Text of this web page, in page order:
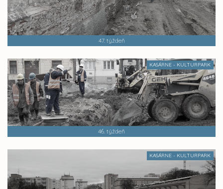
47. týždeň
KASÁRNE - KULTURPARK
46. týždeň
KASÁRNE - KULTURPARK